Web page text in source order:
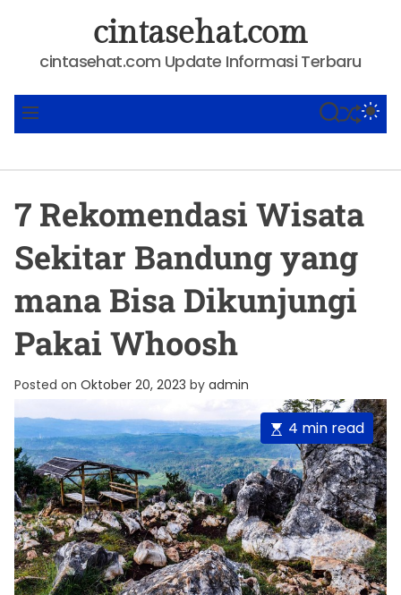
o
cintasehat.com
cintasehat.com Update Informasi Terbaru
S
W
C
O
SHUFFLE
S
E
C
M
7 Rekomendasi Wisata
Sekitar Bandung yang
mana Bisa Dikunjungi
Pakai Whoosh
Posted on Oktober 20, 2023 by admin
E
s
t
i
m
a
t
e
4 min read